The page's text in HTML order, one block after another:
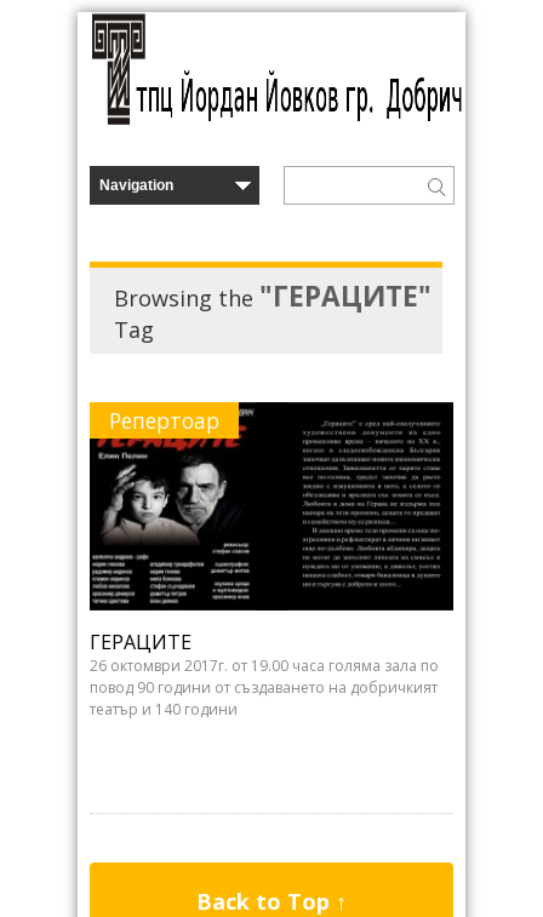
Browsing the "ГEРAЦИТE"
Tag
Репертоар
ГЕРАЦИТЕ
26 октомври 2017г. от 19.00 часа голяма зала по
повод 90 години от създаването на добричкият
театър и 140 години
Back to Top ↑